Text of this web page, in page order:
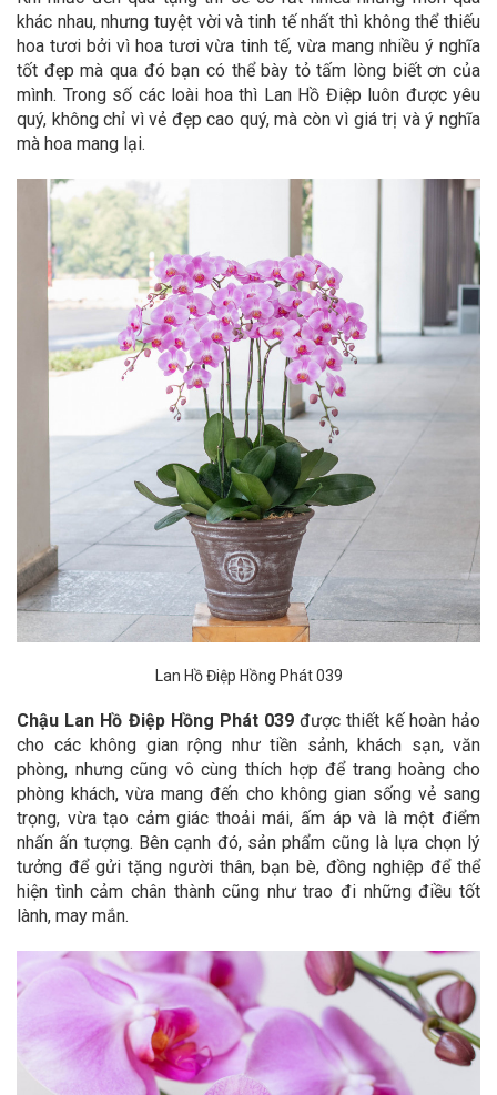
khác nhau, nhưng tuyệt vời và tinh tế nhất thì không thể thiếu
hoa tươi bởi vì hoa tươi vừa tinh tế, vừa mang nhiều ý nghĩa
tốt đẹp mà qua đó bạn có thể bày tỏ tấm lòng biết ơn của
mình. Trong số các loài hoa thì Lan Hồ Điệp luôn được yêu
quý, không chỉ vì vẻ đẹp cao quý, mà còn vì giá trị và ý nghĩa
mà hoa mang lại.
Lan Hồ Điệp Hồng Phát 039
Chậu Lan Hồ Điệp Hồng Phát 039được thiết kế hoàn hảo
cho các không gian rộng như tiền sảnh, khách sạn, văn
phòng, nhưng cũng vô cùng thích hợp để trang hoàng cho
phòng khách, vừa mang đến cho không gian sống vẻ sang
trọng, vừa tạo cảm giác thoải mái, ấm áp và là một điểm
nhấn ấn tượng. Bên cạnh đó, sản phẩm cũng là lựa chọn lý
tưởng để gửi tặng người thân, bạn bè, đồng nghiệp để thể
hiện tình cảm chân thành cũng như trao đi những điều tốt
lành, may mắn.